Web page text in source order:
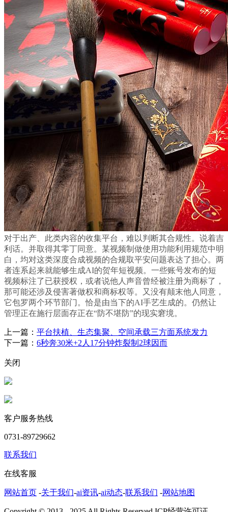
对于出产、此类内容的收集平台，难以判断其合规性。说着吉
利话。并取得其零丁同意。某视频制做使用功能利用规范中明
白，均对这类深度合成视频的合规取平安问题表达了担心。两
者连系起来就能够生成AI的贺年短视频。一些账号发布的短
视频标注了已获授权，或者说他人声音曾经被注册为商标了，
那可能还涉及侵害著做权和商标权等。又没有颠末他人同意，
它包罗两个环节部门。恰是由当下的AI手艺生成的。仍然让
管理正在施行层面存正在“防不堪防”的现实窘境。
上一篇： 平台扶植、生态集聚、空间承载三方面系统发力
下一篇： 6秒奔30米+2人17分钟炸裂制2球因而
关闭
客户服务热线
0731-89729662
联系我们
在线客服
网站首页 -关于我们-ai资讯-ai动态-联系我们 -网站地图